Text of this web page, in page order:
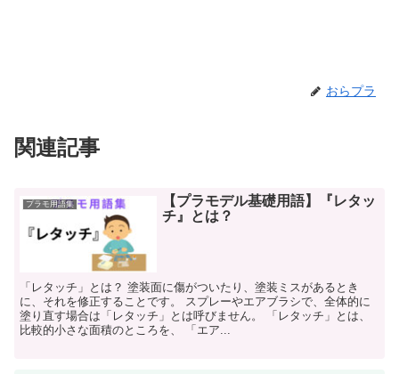
おらプラ
関連記事
プラモ用語集
【プラモデル基礎用語】『レタッ
チ』とは？
「レタッチ」とは？ 塗装面に傷がついたり、塗装ミスがあるとき
に、それを修正することです。 スプレーやエアブラシで、全体的に
塗り直す場合は「レタッチ」とは呼びません。 「レタッチ」とは、
比較的小さな面積のところを、 「エア...